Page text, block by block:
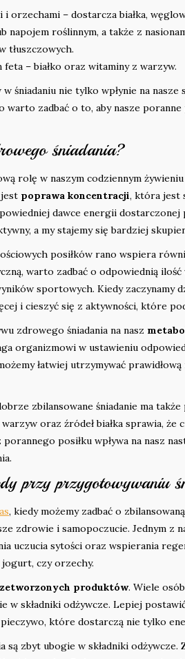
orzechami – dostarcza białka,
napojem roślinnym, a także z
tłuszczowych.
– białko oraz witaminy z warzyw.
w śniadaniu nie tylko wpłynie na
zadbać o to, aby nasze poranne
śniadania?
rolę w naszym codziennym
poprawa koncentracji, która jest
dawce energii
a my stajemy się bardziej
posiłków rano wspiera
warto zadbać o odpowiednią
sportowych. Kiedy zaczynamy
i cieszyć się z aktywności, które
zdrowego śniadania na nasz
organizmowi w ustawieniu
łatwiej utrzymywać prawidłową
zbilansowane śniadanie ma także
oraz źródeł białka sprawia,
posiłku wpływa na nasz
przy przygotowywaniu
, kiedy możemy zadbać o
zdrowie i samopoczucie. Jednym z
uczucia sytości oraz wspierania
jogurt, czy orzechy.
produktów. Wiele
składniki odżywcze. Lepiej
które dostarczą nie tylko
są zbyt ubogie w składniki